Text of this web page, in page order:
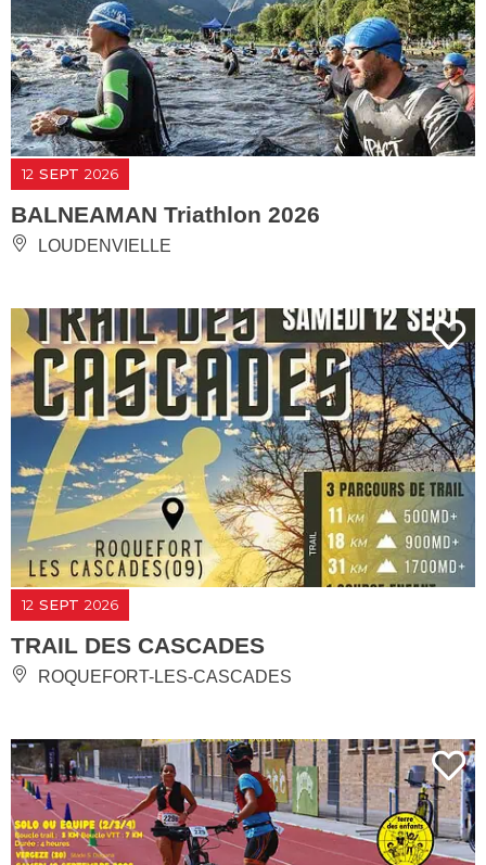
12 SEPT 2026
BALNEAMAN Triathlon 2026
LOUDENVIELLE
12 SEPT 2026
TRAIL DES CASCADES
ROQUEFORT-LES-CASCADES